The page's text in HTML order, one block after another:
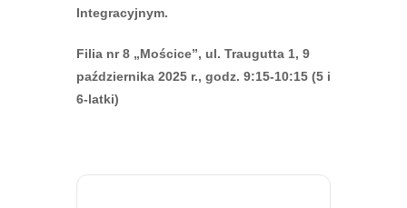
Integracyjnym.
Filia nr 8 „Mościce”, ul. Traugutta 1, 9
października 2025 r., godz. 9:15-10:15 (5 i
6-latki)